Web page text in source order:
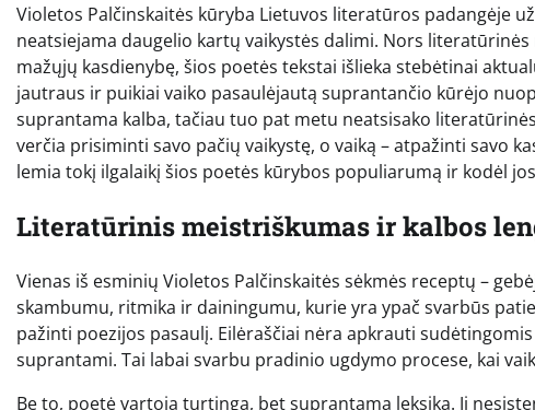
Violetos Palčinskaitės kūryba Lietuvos literatūros padangėje
neatsiejama daugelio kartų vaikystės dalimi. Nors
mažųjų kasdienybę, šios poetės tekstai išlieka stebėtinai
jautraus ir puikiai vaiko pasaulėjautą suprantančio kūrėjo
suprantama kalba, tačiau tuo pat metu neatsisako
verčia prisiminti savo pačių vaikystę, o vaiką – atpažinti savo
lemia tokį ilgalaikį šios poetės kūrybos populiarumą ir kodėl
Literatūrinis meistriškumas ir kalbos
Vienas iš esminių Violetos Palčinskaitės sėkmės receptų –
skambumu, ritmika ir dainingumu, kurie yra ypač svarbūs
pažinti poezijos pasaulį. Eilėraščiai nėra apkrauti
suprantami. Tai labai svarbu pradinio ugdymo procese, kai
Be to, poetė vartoja turtingą, bet suprantamą leksiką. Ji